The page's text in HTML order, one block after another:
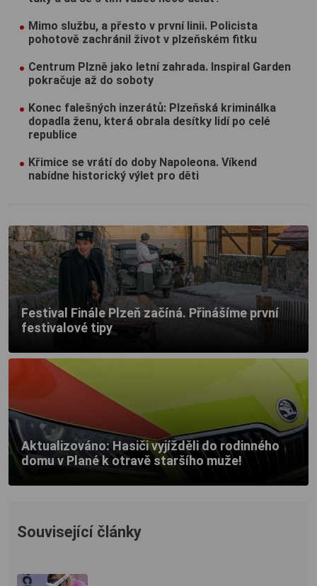
Mimo službu, a přesto v první linii. Policista
pohotově zachránil život v plzeňském fitku
Centrum Plzně jako letní zahrada. Inspiral Garden
pokračuje až do soboty
Konec falešných inzerátů: Plzeňská kriminálka
dopadla ženu, která obrala desítky lidí po celé
republice
Křimice se vrátí do doby Napoleona. Víkend
nabídne historický výlet pro děti
Festival Finále Plzeň začíná. Přinášíme první
festivalové tipy
Aktualizováno: Hasiči vyjížděli do rodinného
domu v Plané k otravě staršího muže!
Související články